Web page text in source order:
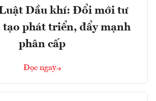
Dầu khí: Đổi mới tư
tạo phát triển, đẩy mạnh
phân cấp
Đọc ngay